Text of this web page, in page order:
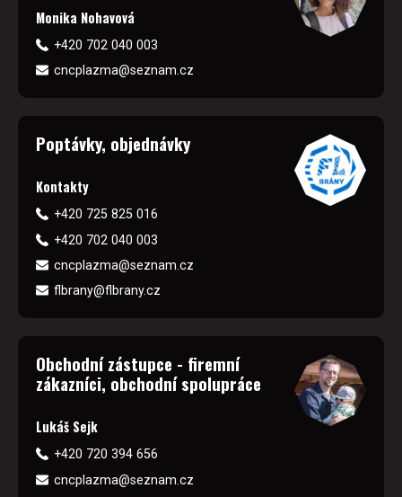
Monika Nohavová
+420 702 040 003
cncplazma@seznam.cz
Poptávky, objednávky
Kontakty
+420 725 825 016
+420 702 040 003
cncplazma@seznam.cz
flbrany@flbrany.cz
Obchodní zástupce - firemní
zákazníci, obchodní spolupráce
Lukáš Sejk
+420 720 394 656
cncplazma@seznam.cz